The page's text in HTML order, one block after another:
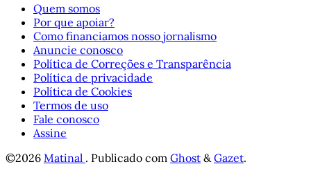
Quem somos
Por que apoiar?
Como financiamos nosso jornalismo
Anuncie conosco
Política de Correções e Transparência
Política de privacidade
Política de Cookies
Termos de uso
Fale conosco
Assine
©2026 Matinal . Publicado com Ghost & Gazet.